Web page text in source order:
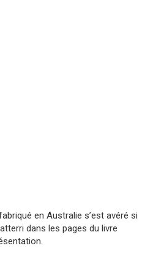
en Australie s’est avéré si
dans les pages du livre